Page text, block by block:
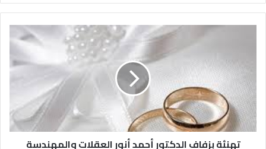
ز
ف
ا
تهنئة بزفاف الدكتور أحمد أنور العقلات والمهندسة